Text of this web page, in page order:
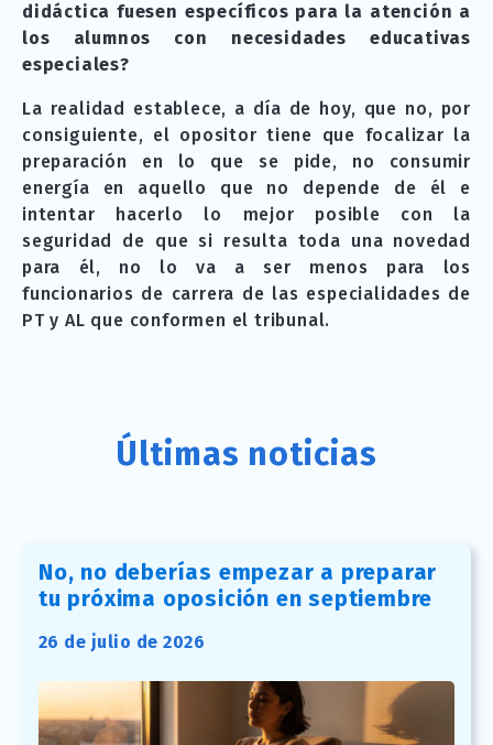
didáctica fuesen específicos para la atención a
los alumnos con necesidades educativas
especiales?
La realidad establece, a día de hoy, que no, por
consiguiente, el opositor tiene que focalizar la
preparación en lo que se pide, no consumir
energía en aquello que no depende de él e
intentar hacerlo lo mejor posible con la
seguridad de que si resulta toda una novedad
para él, no lo va a ser menos para los
funcionarios de carrera de las especialidades de
PT y AL que conformen el tribunal.
Últimas noticias
No, no deberías empezar a preparar
tu próxima oposición en septiembre
26 de julio de 2026